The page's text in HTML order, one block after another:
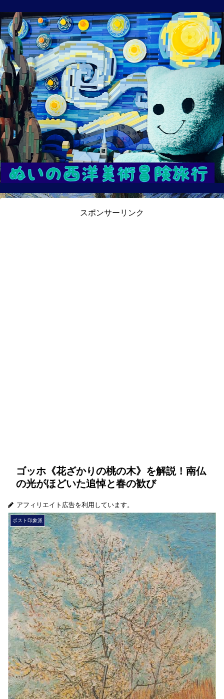
スポンサーリンク
ゴッホ《花ざかりの桃の木》を解説！南仏
の光がほどいた追悼と春の歓び
アフィリエイト広告を利用しています。
ポスト印象派